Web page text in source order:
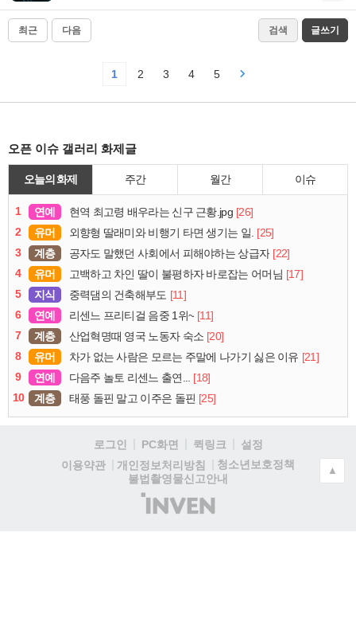
최근 다음 검색 글쓰기
1 2 3 4 5
오픈 이슈 갤러리 화제글
오늘의 화제 주간 월간 이슈
1 연예 현역 최고령 배우라는 신구 근황.jpg [26]
2
유머 외향형 딸래미와 비행기 타면 생기는 일. [25]
3
계층 공자도 말했던 사회에서 피해야하는 상급자 [22]
4
유머 고백하고 차인 딸이 불평하자 바로잡는 어머님 [17]
5
지식 중력댐의 건축해부도 [11]
6
연예 리센느 프리티걸 음중 1위~ [11]
7
계층 산업혁명때 영국 노동자 숙소 [20]
8
유머 차가 없는 사람은 모르는 주말에 나가기 싫은 이유 [21]
9
연예 다음주 놀토 리센느 출연...
[18]
10
계층 태풍 돌핀 말고 이주은 돌핀 [25]
로그인 PC화면 퀵링크
설정
이용약관
개인정보처리방침
청소년보호정책
불법촬영물신고안내
(주)
인
▲